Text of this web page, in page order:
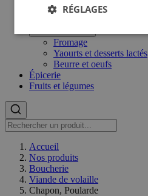
Voir le produit
Crèmerie
Fromage
Yaourts et desserts lactés
Beurre et oeufs
Épicerie
Fruits et légumes
Accueil
Nos produits
Boucherie
Viande de volaille
Chapon, Poularde
RÉGLAGES